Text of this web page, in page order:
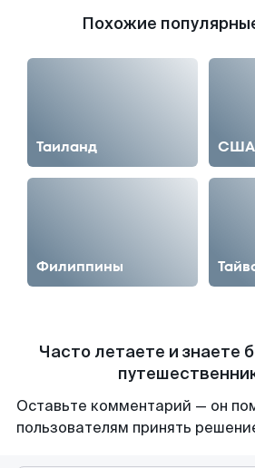
Похожие
Таиланд США
Филиппины
Часто летаете и знаете
Оставьте комментарий — он
пользователям принять